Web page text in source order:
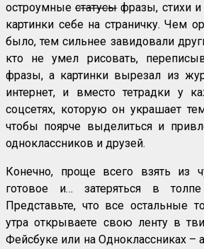
остроумныестатусыфразы, стихи и
картинки себе на страничку. Чем
было, тем сильнее завидовали
кто не умел рисовать,
фразы, а картинки вырезал из
интернет, и вместо тетрадки у
соцсетях, которую он украшает
чтобы поярче выделиться и
одноклассников и друзей.
Конечно, проще всего взять из
готовое и… затеряться в
Представьте, что все остальные
утра открываете свою ленту в
Фейсбуке или на Одноклассниках –